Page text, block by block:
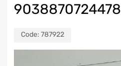
9038870724478
Code: 787922